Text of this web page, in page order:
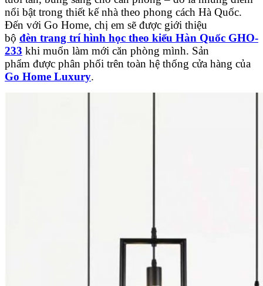
nổi bật trong thiết kế nhà theo phong cách Hà Quốc.
Đến với Go Home, chị em sẽ được giới thiệu
bộ đèn trang trí hình học theo kiểu Hàn Quốc GHO-
233 khi muốn làm mới căn phòng mình. Sản
phẩm được phân phối trên toàn hệ thống cửa hàng của
Go Home Luxury.